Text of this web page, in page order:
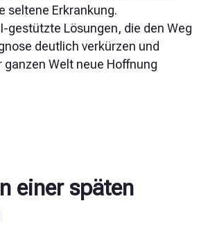
seltene Erkrankung.
gestützte Lösungen, die den Weg
deutlich verkürzen und
ganzen Welt neue Hoffnung
einer späten